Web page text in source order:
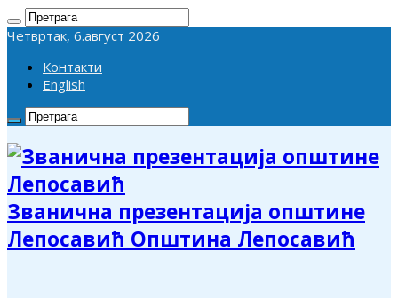
Четвртак, 6.август 2026
Контакти
English
Званична презентација општине
Лепосавић Општина Лепосавић